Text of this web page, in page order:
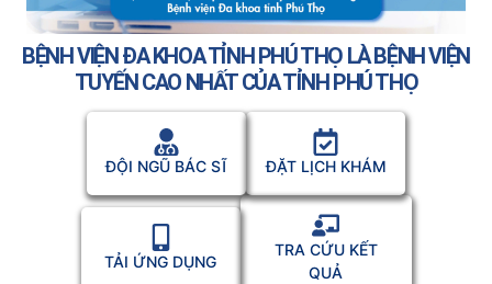
BỆNH VIỆN ĐA KHOA TỈNH PHÚ THỌ LÀ BỆNH VIỆN
TUYẾN CAO NHẤT CỦA TỈNH PHÚ THỌ
ĐỘI NGŨ BÁC SĨ ĐẶT LỊCH KHÁM
TẢI ỨNG DỤNG
TRA CỨU KẾT
QUẢ